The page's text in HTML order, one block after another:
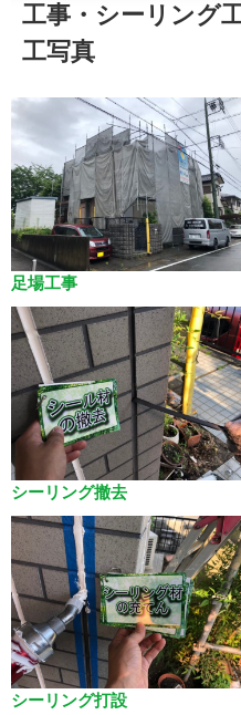
工事・シーリング
工写真
足場工事
シーリング撤去
シーリング打設